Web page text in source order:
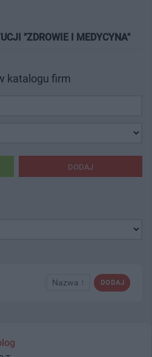
"ZDROWIE I MEDYCYNA"
katalogu firm
DODAJ
DODAJ
Nazwa ↑